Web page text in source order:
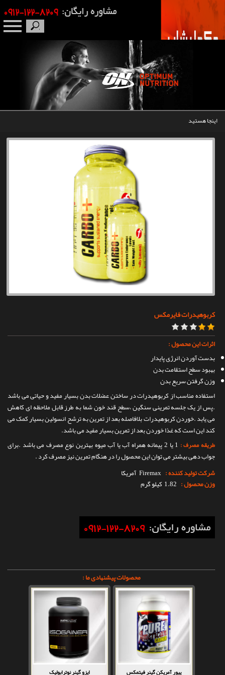
اینجا هستید
کربوهیدرات فایرمکس
اثرات این محصول :
بدست آوردن انرژی پایدار
بهبود سطح استقامت بدن
وزن گرفتن سریع بدن
استفاده مناسب از کربوهیدرات در ساختن عضلات بدن بسیار مفید و حیاتی می باشد
.پس از یک جلسه تمرینی سنگین ،سطح قند خون شما به طرز قابل ملاحظه ای کاهش
می یابد .خوردن کربوهیدرات بلافاصله بعد از تمرین به ترشح انسولین بسیار کمک می
کند این است که غذا خوردن بعد از تمرین بسیار مفید می باشد.
طریقه مصرف :
1 یا 2 پیمانه همراه آب یا آب میوه بهترین نوع مصرف می باشد .برای
جواب دهی بیشتر می توان این محصول را در هنگام تمرین نیز مصرف کرد .
شرکت تولید کننده : Firemax آمریکا
وزن محصول : 1.82 کیلو گرم
محصولات پیشنهادی ما :
پیور آمریکن گینر فیتمکس ایزو گینر نوترابولیک